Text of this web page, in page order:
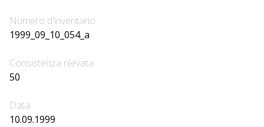
Numero d'inventario
1999_09_10_054_a
Consistenza rilevata
50
Data
10.09.1999